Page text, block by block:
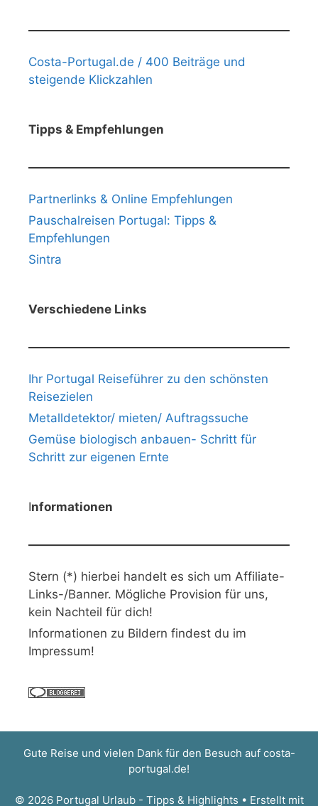
Costa-Portugal.de / 400 Beiträge und
steigende Klickzahlen
Tipps & Empfehlungen
Partnerlinks & Online Empfehlungen
Pauschalreisen Portugal: Tipps &
Empfehlungen
Sintra
Verschiedene Links
Ihr Portugal Reiseführer zu den schönsten
Reisezielen
Metalldetektor/ mieten/ Auftragssuche
Gemüse biologisch anbauen- Schritt für
Schritt zur eigenen Ernte
Informationen
Stern (*) hierbei handelt es sich um Affiliate-
Links-/Banner. Mögliche Provision für uns,
kein Nachteil für dich!
Informationen zu Bildern findest du im
Impressum!
Gute Reise und vielen Dank für den Besuch auf costa-
portugal.de!
© 2026 Portugal Urlaub - Tipps & Highlights • Erstellt mit